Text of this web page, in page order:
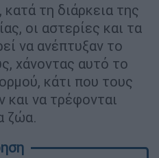
τη διάρκεια της
οι αστερίες και τα
να ανέπτυξαν το
χάνοντας αυτό το
κάτι που τους
και να τρέφονται
ζώα.